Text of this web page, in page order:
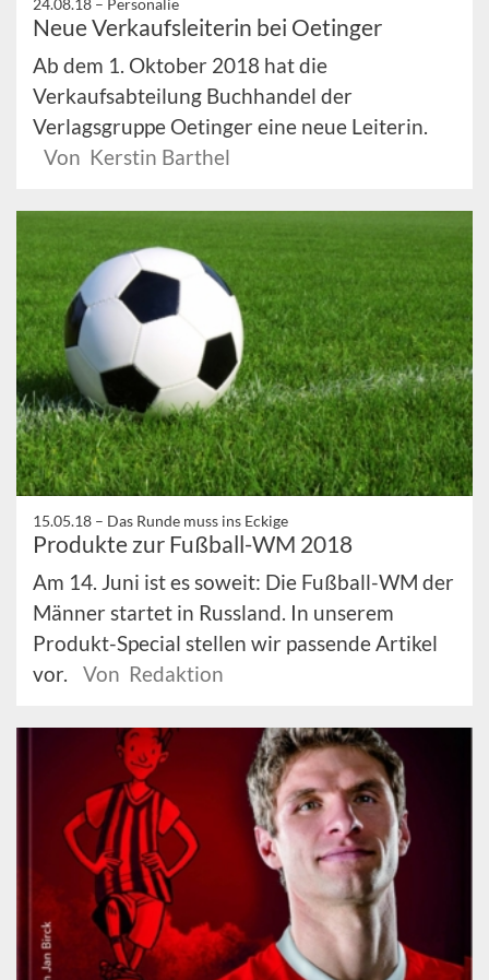
24.08.18 – Personalie
Neue Verkaufsleiterin bei Oetinger
Ab dem 1. Oktober 2018 hat die
Verkaufsabteilung Buchhandel der
Verlagsgruppe Oetinger eine neue Leiterin.
Von Kerstin Barthel
15.05.18 – Das Runde muss ins Eckige
Produkte zur Fußball-WM 2018
Am 14. Juni ist es soweit: Die Fußball-WM der
Männer startet in Russland. In unserem
Produkt-Special stellen wir passende Artikel
vor.
Von Redaktion